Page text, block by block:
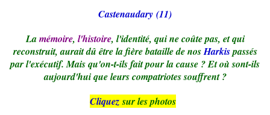
Castenaudary (11)
Lamémoire, l'histoire, l'identité, qui ne coûte pas, et qui
reconstruit, aurait dû être la fière bataille de nosHarkispassés
par l'exécutif. Mais qu'on-t-ils fait pour la cause ? Et où sont-ils
aujourd'hui que leurs compatriotes souffrent ?
Cliquezsur les photos